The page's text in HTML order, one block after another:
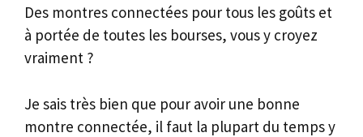
Des montres connectées pour tous les goûts et
à portée de toutes les bourses, vous y croyez
vraiment ?
Je sais très bien que pour avoir une bonne
montre connectée, il faut la plupart du temps y